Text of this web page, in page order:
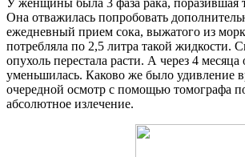
У женщины была 3 фаза рака, поразившая
Она отважилась попробовать
ежедневный прием сока, выжатого из
потребляла по 2,5 литра такой жидкости.
опухоль перестала расти. А через 4 месяца
уменьшилась. Каково же было удивление
очередной осмотр с помощью томографа
абсолютное излечение.